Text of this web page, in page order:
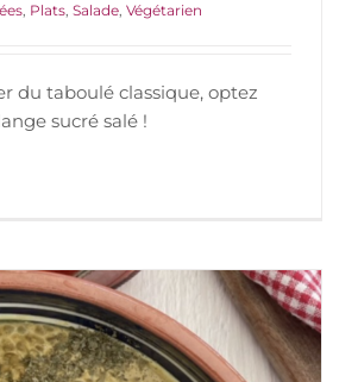
, Plats, Salade, Végétarien
du taboulé classique, optez
sucré salé !